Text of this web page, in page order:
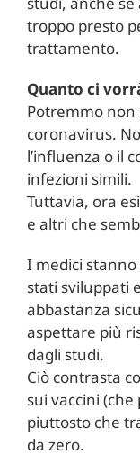
troppo presto
trattamento.
Quanto ci
Potremmo non
coronavirus.
l’influenza o il
infezioni simili.
Tuttavia, ora
e altri che
I medici
stati sviluppati
abbastanza
aspettare più
dagli studi.
Ciò contrasta
sui vaccini
piuttosto che
da zero.